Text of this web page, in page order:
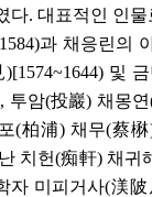
다. 대표적인 인물
과 채응린의
및
투암(投巖) 채몽
(柏浦) 채무(蔡楙
치헌(痴軒) 채귀
자 미피거사(渼